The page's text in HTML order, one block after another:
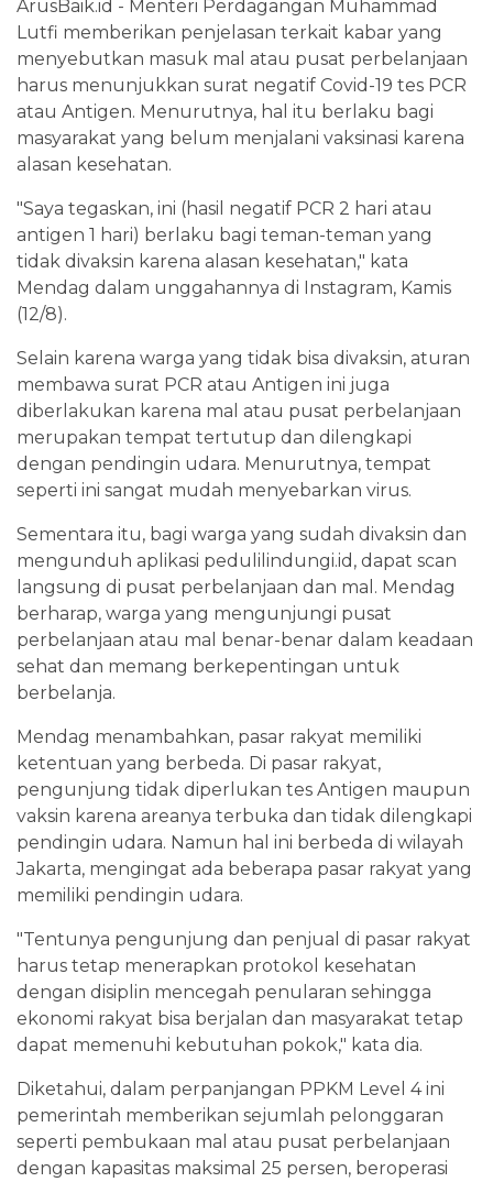
ArusBaik.id - Menteri Perdagangan Muhammad
Lutfi memberikan penjelasan terkait kabar yang
menyebutkan masuk mal atau pusat perbelanjaan
harus menunjukkan surat negatif Covid-19 tes PCR
atau Antigen. Menurutnya, hal itu berlaku bagi
masyarakat yang belum menjalani vaksinasi karena
alasan kesehatan.
"Saya tegaskan, ini (hasil negatif PCR 2 hari atau
antigen 1 hari) berlaku bagi teman-teman yang
tidak divaksin karena alasan kesehatan," kata
Mendag dalam unggahannya di Instagram, Kamis
(12/8).
Selain karena warga yang tidak bisa divaksin, aturan
membawa surat PCR atau Antigen ini juga
diberlakukan karena mal atau pusat perbelanjaan
merupakan tempat tertutup dan dilengkapi
dengan pendingin udara. Menurutnya, tempat
seperti ini sangat mudah menyebarkan virus.
Sementara itu, bagi warga yang sudah divaksin dan
mengunduh aplikasi pedulilindungi.id, dapat scan
langsung di pusat perbelanjaan dan mal. Mendag
berharap, warga yang mengunjungi pusat
perbelanjaan atau mal benar-benar dalam keadaan
sehat dan memang berkepentingan untuk
berbelanja.
Mendag menambahkan, pasar rakyat memiliki
ketentuan yang berbeda. Di pasar rakyat,
pengunjung tidak diperlukan tes Antigen maupun
vaksin karena areanya terbuka dan tidak dilengkapi
pendingin udara. Namun hal ini berbeda di wilayah
Jakarta, mengingat ada beberapa pasar rakyat yang
memiliki pendingin udara.
"Tentunya pengunjung dan penjual di pasar rakyat
harus tetap menerapkan protokol kesehatan
dengan disiplin mencegah penularan sehingga
ekonomi rakyat bisa berjalan dan masyarakat tetap
dapat memenuhi kebutuhan pokok," kata dia.
Diketahui, dalam perpanjangan PPKM Level 4 ini
pemerintah memberikan sejumlah pelonggaran
seperti pembukaan mal atau pusat perbelanjaan
dengan kapasitas maksimal 25 persen, beroperasi